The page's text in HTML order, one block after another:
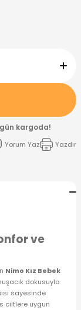
kargoda!
Yorum Yaz Yazdır
ve
Nimo Kız Bebek
dokusuyla
sayesinde
ciltlere uygun